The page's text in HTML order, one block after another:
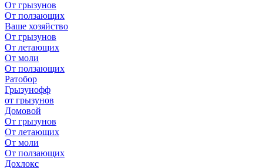
От грызунов
От ползающих
Ваше хозяйство
От грызунов
От летающих
От моли
От ползающих
Ратобор
Грызунофф
от грызунов
Домовой
От грызунов
От летающих
От моли
От ползающих
Дохлокс